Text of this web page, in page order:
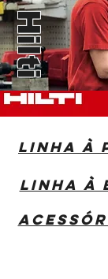
Linha à
Linha à